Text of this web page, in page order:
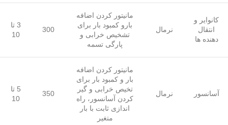
کانوایر و
انتقال
دهنده ها
نرمال
مانیتور کردن اضافه
بارو کمبود بار برای
تشخیص خرابی و
پارگی تسمه
300
3 تا
10
آسانسور نرمال
مانیتور کردن اضافه
بار و کمبود بار برای
تخیص خرابی و گیر
کردن آسانسور، راه
اندازی ثابت با بار
متغیر
350
5 تا
10